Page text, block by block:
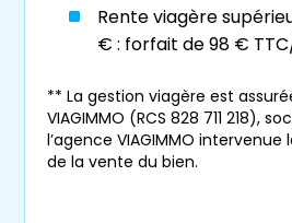
sur le logement et l’Énergie
entrepreneur dans l’âme et
succès, elle transpose son
économique local à
Preuve du caractère unique
la rentabilité élevée du
Rente viagère
€ : forfait de 98 €
** La gestion viagère est
VIAGIMMO (RCS 828 711 218),
l’agence VIAGIMMO intervenue
de la vente du bien.